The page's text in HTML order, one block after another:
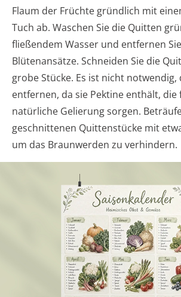
Flaum der Früchte gründlich mit
Tuch ab. Waschen Sie die Quitten
fließendem Wasser und entfernen
Blütenansätze. Schneiden Sie die
grobe Stücke. Es ist nicht notwendig,
entfernen, da sie Pektine enthält, die
natürliche Gelierung sorgen.
geschnittenen Quittenstücke mit
um das Braunwerden zu verhindern.